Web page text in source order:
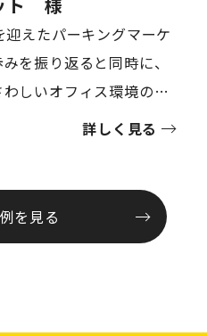
ト 様
えたパーキングマーケ
を振り返ると同時に、
しいオフィス環境の再
の中心に据えられたの
出し、互いの強みを掛
い成果を生み出すとい
詳しく見る
を見る